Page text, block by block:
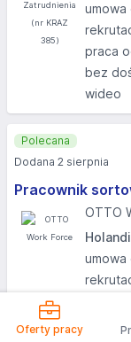
Oferty pracy
umowa
praca
bez
wideo
Pracownik
OTTO
umowa
praca
bez
Polecana
Dodana 2 sierpnia